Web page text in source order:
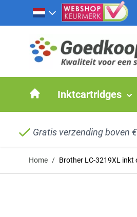
Ga naar de inhoud
Inktcartridges
Gratis verzending boven
Home / Brother LC-3219XL inkt